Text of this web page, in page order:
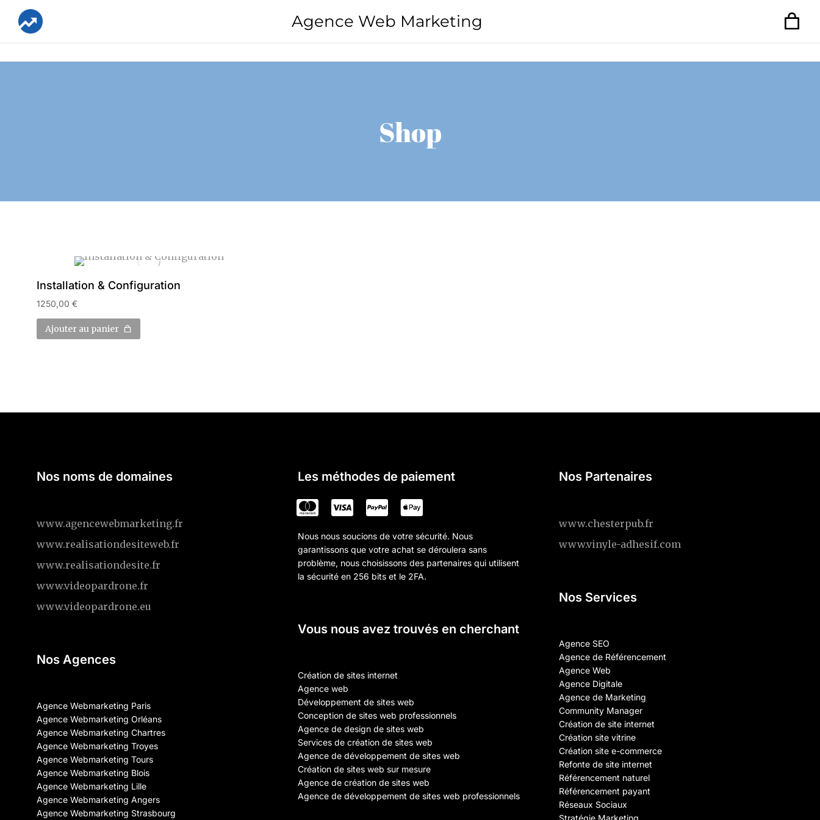
Agence Web Marketing
Shop
Installation & Configuration
1250,00 €
Ajouter au panier
Nos noms de domaines
www.agencewebmarketing.fr
www.realisationdesiteweb.fr
www.realisationdesite.fr
www.videopardrone.fr
www.videopardrone.eu
Nos Agences
Agence Webmarketing Paris
Agence Webmarketing Orléans
Agence Webmarketing Chartres
Agence Webmarketing Troyes
Agence Webmarketing Tours
Agence Webmarketing Blois
Agence Webmarketing Lille
Agence Webmarketing Angers
Agence Webmarketing Strasbourg
Les méthodes de paiement
Nous nous soucions de votre sécurité. Nous
garantissons que votre achat se déroulera sans
problème, nous choisissons des partenaires qui utilisent
la sécurité en 256 bits et le 2FA.
Vous nous avez trouvés en cherchant
Création de sites internet
Agence web
Développement de sites web
Conception de sites web professionnels
Agence de design de sites web
Services de création de sites web
Agence de développement de sites web
Création de sites web sur mesure
Agence de création de sites web
Agence de développement de sites web professionnels
Nos Partenaires
www.chesterpub.fr
www.vinyle-adhesif.com
Nos Services
Agence SEO
Agence de Référencement
Agence Web
Agence Digitale
Agence de Marketing
Community Manager
Création de site internet
Création site vitrine
Création site e-commerce
Refonte de site internet
Référencement naturel
Référencement payant
Réseaux Sociaux
Stratégie Marketing